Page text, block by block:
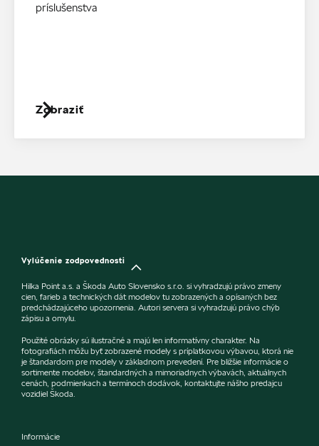
príslušenstva
Zobraziť
Vylúčenie zodpovednosti
Hilka Point a.s. a Škoda Auto Slovensko s.r.o. si vyhradzujú právo zmeny
cien, farieb a technických dát modelov tu zobrazených a opísaných bez
predchádzajúceho upozornenia. Autori servera si vyhradzujú právo chýb
zápisu a omylu.
Použité obrázky sú ilustračné a majú len informatívny charakter. Na
fotografiách môžu byť zobrazené modely s príplatkovou výbavou, ktorá nie
je štandardom pre modely v základnom prevedení. Pre bližšie informácie o
sortimente modelov, štandardných a mimoriadnych výbavách, aktuálnych
cenách, podmienkach a termínoch dodávok, kontaktujte nášho predajcu
vozidiel Škoda.
Informácie